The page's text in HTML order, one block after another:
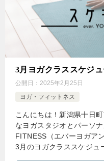
3月ヨガクラススケジ
公開日： 2025年2月25日
ヨガ・フィットネス
こんにちは！新潟県十日
なヨガスタジオとパーソ
FITNESS（エバーヨガア
3月のヨガクラススケジ